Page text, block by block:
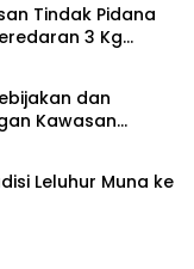
Tindak Pidana
3 Kg
dan
Kawasan
Leluhur Muna ke